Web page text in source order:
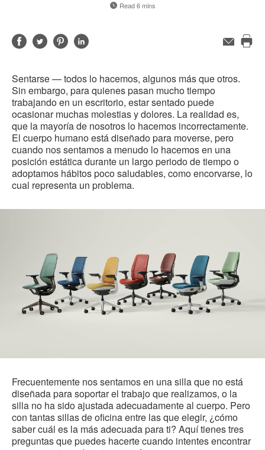
Read 6 mins
Compartir
Compartir
Compartir
Compartir
in
Email
Sentarse — todos lo hacemos, algunos más que otros.
Sin embargo, para quienes pasan mucho tiempo
trabajando en un escritorio, estar sentado puede
ocasionar muchas molestias y dolores. La realidad es,
que la mayoría de nosotros lo hacemos incorrectamente.
El cuerpo humano está diseñado para moverse, pero
cuando nos sentamos a menudo lo hacemos en una
posición estática durante un largo periodo de tiempo o
adoptamos hábitos poco saludables, como encorvarse, lo
cual representa un problema.
Frecuentemente nos sentamos en una silla que no está
diseñada para soportar el trabajo que realizamos, o la
silla no ha sido ajustada adecuadamente al cuerpo. Pero
con tantas sillas de oficina entre las que elegir, ¿cómo
saber cuál es la más adecuada para ti? Aquí tienes tres
preguntas que puedes hacerte cuando intentes encontrar